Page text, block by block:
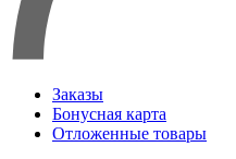
Заказы
Бонусная карта
Отложенные товары